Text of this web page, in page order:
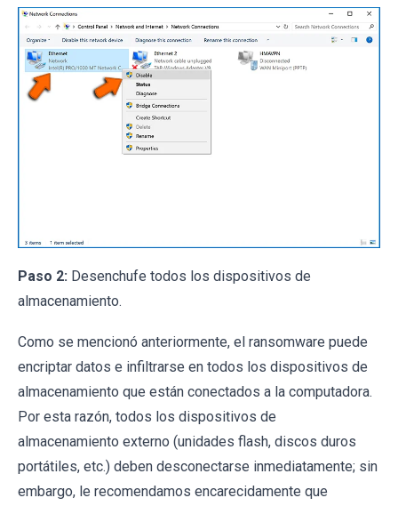
Paso 2: Desenchufe todos los dispositivos de
almacenamiento.
Como se mencionó anteriormente, el ransomware puede
encriptar datos e infiltrarse en todos los dispositivos de
almacenamiento que están conectados a la computadora.
Por esta razón, todos los dispositivos de
almacenamiento externo (unidades flash, discos duros
portátiles, etc.) deben desconectarse inmediatamente; sin
embargo, le recomendamos encarecidamente que